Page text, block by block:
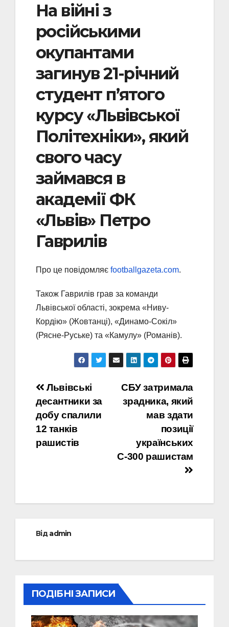
На війні з
російськими
окупантами
загинув 21-річний
студент п’ятого
курсу «Львівської
Політехніки», який
свого часу
займався в
академії ФК
«Львів» Петро
Гаврилів
Про це повідомляє footballgazeta.com.
Також Гаврилів грав за команди
Львівської області, зокрема «Ниву-
Кордію» (Жовтанці), «Динамо-Сокіл»
(Рясне-Руське) та «Камулу» (Романів).
Навігація
записів
СБУ затримала
зрадника, який
мав здати
позиції
українських
С-300 рашистам
Львівські
десантники за
добу спалили
12 танків
рашистів
Відadmin
ПОДІБНІ ЗАПИСИ